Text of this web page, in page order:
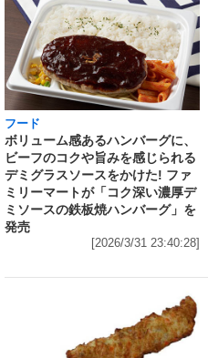
フード
ボリューム感あるハンバーグに、
ビーフのコクや旨みを感じられる
デミグラスソースをかけた! ファ
ミリーマートが「コク深い濃厚デ
ミソースの鉄板焼ハンバーグ」を
発売
[2026/3/31 23:40:28]